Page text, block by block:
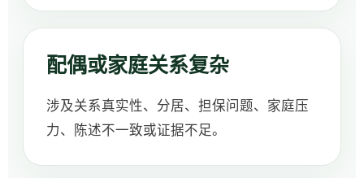
配偶或家庭关系复杂
涉及关系真实性、分居、担保问题、家庭压
力、陈述不一致或证据不足。